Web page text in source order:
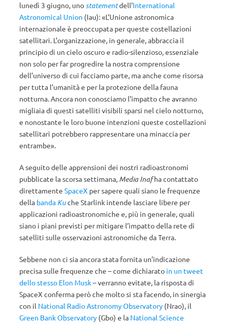
lunedì 3 giugno, unostatementdell’International
Astronomical Union (Iau): «L’Unione astronomica
internazionale è preoccupata per queste costellazioni
satellitari. L’organizzazione, in generale, abbraccia il
principio di un cielo oscuro e radio-silenzioso, essenziale
non solo per far progredire la nostra comprensione
dell’universo di cui facciamo parte, ma anche come risorsa
per tutta l’umanità e per la protezione della fauna
notturna. Ancora non conosciamo l’impatto che avranno
migliaia di questi satelliti visibili sparsi nel cielo notturno,
e nonostante le loro buone intenzioni queste costellazioni
satellitari potrebbero rappresentare una minaccia per
entrambe».
A seguito delle apprensioni dei nostri radioastronomi
pubblicate la scorsa settimana, Media Inafha contattato
direttamente SpaceX per sapere quali siano le frequenze
della banda Kuche Starlink intende lasciare libere per
applicazioni radioastronomiche e, più in generale, quali
siano i piani previsti per mitigare l’impatto della rete di
satelliti sulle osservazioni astronomiche da Terra.
Sebbene non ci sia ancora stata fornita un’indicazione
precisa sulle frequenze che – come dichiarato in un tweet
dello stesso Elon Musk– verranno evitate, la risposta di
SpaceX conferma però che molto si sta facendo, in sinergia
con il National Radio Astronomy Observatory (Nrao), il
Green Bank Observatory (Gbo) e la National Science